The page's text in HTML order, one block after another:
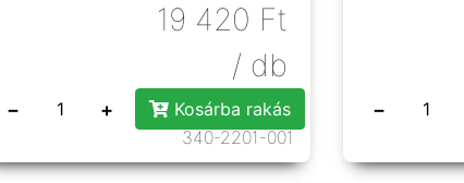
19 420 Ft
/ db
− +
Kosárba rakás
340-2201-001
−